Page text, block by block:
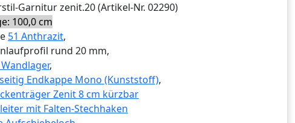
-Garniturzenit.20(Artikel-Nr. 02290)
100,0 cm
51 Anthrazit,
rund 20 mm,
,
Endkappe Mono (Kunststoff),
Zenit 8 cm kürzbar
mit Falten-Stechhaken